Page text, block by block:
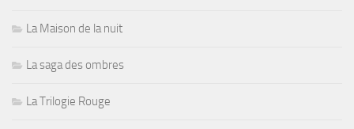
La Maison de la nuit
La saga des ombres
La Trilogie Rouge